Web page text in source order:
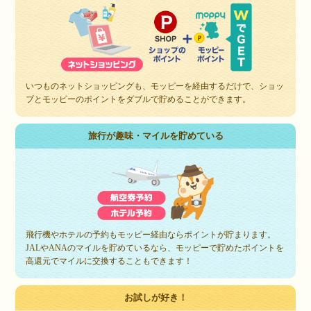
いつものネットショッピングも、モッピーを経由するだけで、ショッ
プとモッピーのポイントをダブルで貯めることができます。
旅行が趣味・マイルを貯めている
飛行機やホテルの予約もモッピー経由ならポイントが貯まります。
JALやANAのマイルを貯めているなら、モッピーで貯めたポイントを
高還元でマイルに交換することもできます！
お試しが好き！